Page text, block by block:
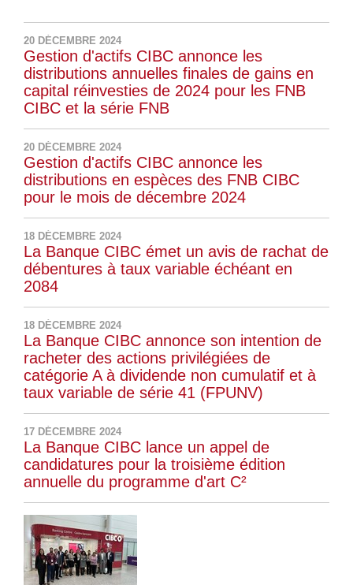
20 DÉCEMBRE 2024
Gestion d'actifs CIBC annonce les
distributions annuelles finales de gains en
capital réinvesties de 2024 pour les FNB
CIBC et la série FNB
20 DÉCEMBRE 2024
Gestion d'actifs CIBC annonce les
distributions en espèces des FNB CIBC
pour le mois de décembre 2024
18 DÉCEMBRE 2024
La Banque CIBC émet un avis de rachat de
débentures à taux variable échéant en
2084
18 DÉCEMBRE 2024
La Banque CIBC annonce son intention de
racheter des actions privilégiées de
catégorie A à dividende non cumulatif et à
taux variable de série 41 (FPUNV)
17 DÉCEMBRE 2024
La Banque CIBC lance un appel de
candidatures pour la troisième édition
annuelle du programme d'art C²